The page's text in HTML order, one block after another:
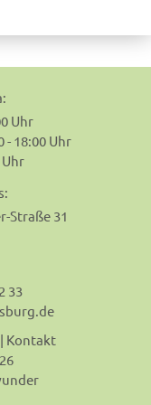
Uhr
- 18:00 Uhr
Uhr
Straße 31
33
| Kontakt